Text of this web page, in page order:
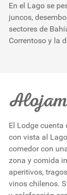
En el Lago se
juncos,
sectores de
Correntoso y la
El Lodge
con vista al
comedor con
zona y comida
aperitivos,
vinos chilenos.